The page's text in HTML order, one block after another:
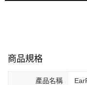
商品規格
產品名稱